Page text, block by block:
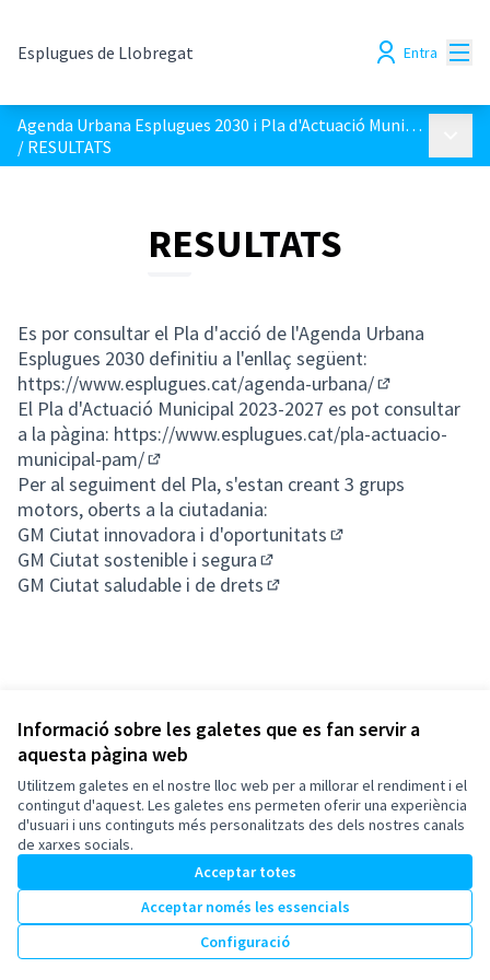
Informació sobre les galetes que es fan servir a
aquesta pàgina web
Utilitzem galetes en el nostre lloc web per a millorar el rendiment i el
contingut d'aquest. Les galetes ens permeten oferir una experiència
d'usuari i uns continguts més personalitzats des dels nostres canals
de xarxes socials.
Acceptar totes
Acceptar només les essencials
Configuració
Esplugues de Llobregat Entra
Agenda Urbana Esplugues 2030 i Pla d'Actuació Municipal 2023-2027
/ RESULTATS
RESULTATS
Es por consultar el Pla d'acció de l'Agenda Urbana
Esplugues 2030 definitiu a l'enllaç següent:
https://www.esplugues.cat/agenda-urbana/
(Enllaç
El Pla d'Actuació Municipal 2023-2027 es pot consultar
a la pàgina: https://www.esplugues.cat/pla-actuacio-
municipal-pam/
(Enllaç extern)
Per al seguiment del Pla, s'estan creant 3 grups
motors, oberts a la ciutadania:
GM Ciutat innovadora i d'oportunitats
GM Ciutat sostenible i segura
(Obrir en una pestanya nova)
GM Ciutat saludable i de drets
Termes i condicions d'ús
Configuració de les galetes
Esplugues de Llobregat a X
(Enllaç extern)
Esplugues de Llobregat a Facebook
(Enllaç extern)
Esplugues de Llobregat a Instagram
(Enllaç extern)
Esplugues de Llobregat a YouTube
(Enllaç extern)
Triar la llenguaElegir el idioma
Web creada ambprogramari lliure .
Amb
(Enllaç